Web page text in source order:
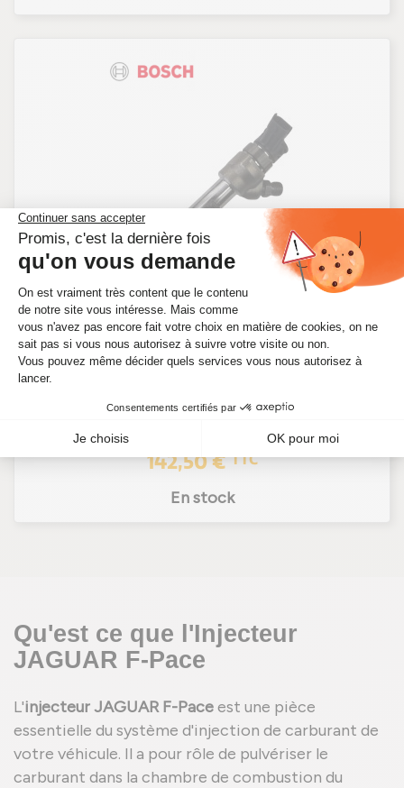
INJECTEUR POUR JAGUAR F-PACE 2.0 SD4 241
CV - 0445110700
Ref. 0445110700
142,50 €TTC
En stock
Qu'est ce que l'Injecteur
JAGUAR F-Pace
L'injecteur JAGUAR F-Paceest une pièce
essentielle du système d'injection de carburant de
votre véhicule. Il a pour rôle de pulvériser le
carburant dans la chambre de combustion du